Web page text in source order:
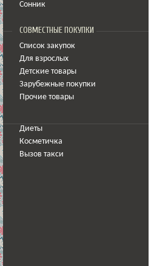
Сонник
СОВМЕСТНЫЕ ПОКУПКИ
Список закупок
Для взрослых
Детские товары
Зарубежные покупки
Прочие товары
Диеты
Косметичка
Вызов такси